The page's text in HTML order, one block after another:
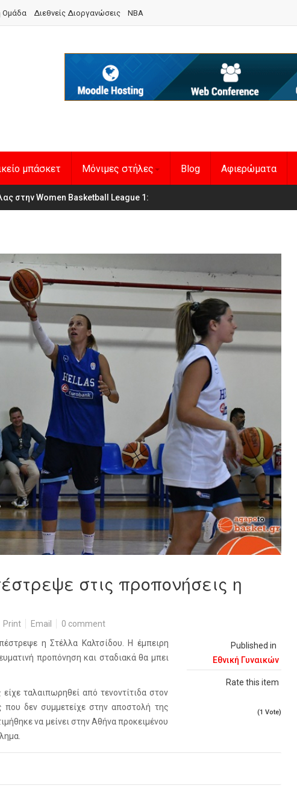
Ομάδα Διεθνείς Διοργανώσεις NBA
μπάσκετ Μόνιμες στήλες Blog Αφιερώματα
στην Women Basketball League 1:
η Εθνική Γυναικών:
στις προπονήσεις η
Print Email 0 comment
Published in
Εθνική Γυναικών
Rate this item
(1 Vote)
η Στέλλα Καλτσίδου. Η έμπειρη
προπόνηση και σταδιακά θα μπει
ταλαιπωρηθεί από τενοντίτιδα στον
που δεν συμμετείχε στην αποστολή της
να μείνει στην Αθήνα προκειμένου